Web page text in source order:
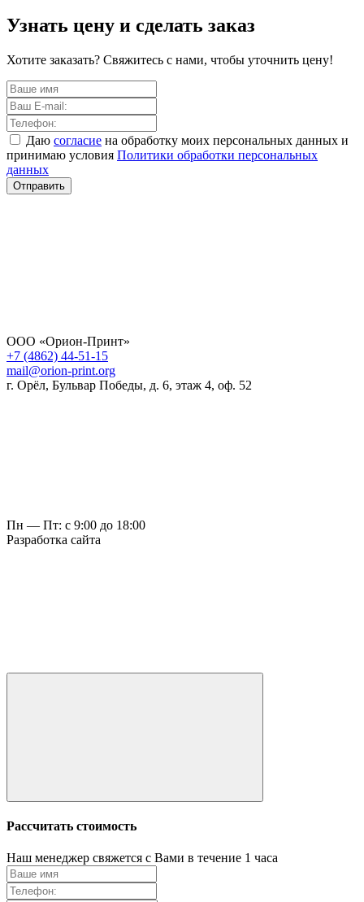
Узнать цену и сделать заказ
Хотите заказать? Свяжитесь с нами, чтобы уточнить цену!
Даю согласие на обработку моих персональных данных и
принимаю условия Политики обработки персональных
данных
Отправить
ООО «Орион-Принт»
+7 (4862) 44-51-15
mail@orion-print.org
г. Орёл, Бульвар Победы, д. 6, этаж 4, оф. 52
Пн — Пт: с 9:00 до 18:00
Разработка сайта
Рассчитать стоимость
Наш менеджер свяжется с Вами в течение 1 часа